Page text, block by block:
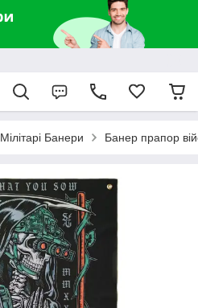
Мілітарі Банери Банер прапор